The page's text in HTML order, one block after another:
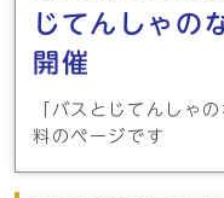
じてんしゃの
開催
「バスとじてんしゃ
料のページです